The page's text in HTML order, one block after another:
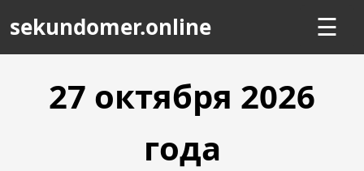
sekundomer.online ☰
27 октября 2026
года